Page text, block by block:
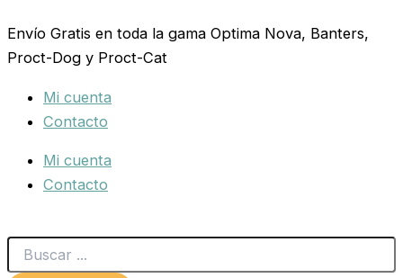
al
contenido
Envío Gratis en toda la gama Optima Nova, Banters,
Proct-Dog y Proct-Cat
Mi cuenta
Contacto
Mi cuenta
Contacto
...
CUERO
CON
PLACA
cantidad